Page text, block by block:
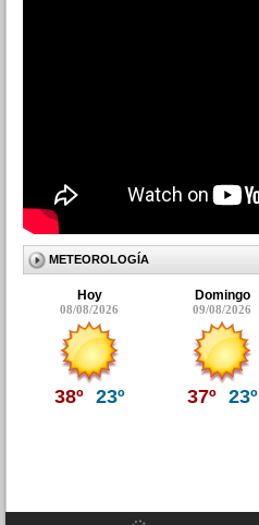
METEOROLOGÍA
Hoy
08/08/2026
38º 23º
Domingo
09/08/2026
37º 23º